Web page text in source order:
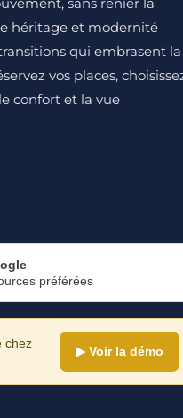
héritage et modernité
qui embrasent la
vos places,
confort et la vue
préférées
chez
▶ Voir la démo